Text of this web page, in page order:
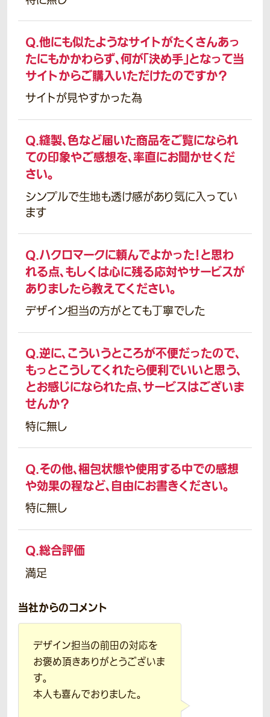
Q.他にも似たようなサイトがたくさんあっ
たにもかかわらず、何が「決め手」となって当
サイトからご購入いただけたのですか？
サイトが見やすかった為
Q.縫製、色など届いた商品をご覧になられ
ての印象やご感想を、率直にお聞かせくだ
さい。
シンプルで生地も透け感があり気に入ってい
ます
Q.ハクロマークに頼んでよかった！と思わ
れる点、もしくは心に残る応対やサービスが
ありましたら教えてください。
デザイン担当の方がとても丁寧でした
Q.逆に、こういうところが不便だったので、
もっとこうしてくれたら便利でいいと思う、
とお感じになられた点、サービスはございま
せんか？
特に無し
Q.その他、梱包状態や使用する中での感想
や効果の程など、自由にお書きください。
特に無し
Q.総合評価
満足
当社からのコメント
デザイン担当の前田の対応を
お褒め頂きありがとうございま
す。
本人も喜んでおりました。